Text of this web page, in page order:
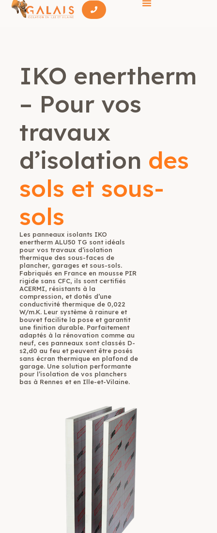
IKO enertherm
– Pour vos
travaux
d’isolation des
sols et sous-
sols
Les panneaux isolants IKO
enertherm ALU50 TG sont idéals
pour vos travaux d’isolation
thermique des sous-faces de
plancher, garages et sous-sols.
Fabriqués en France en mousse PIR
rigide sans CFC, ils sont certifiés
ACERMI, résistants à la
compression, et dotés d’une
conductivité thermique de 0,022
W/m.K. Leur système à rainure et
bouvet facilite la pose et garantit
une finition durable. Parfaitement
adaptés à la rénovation comme au
neuf, ces panneaux sont classés D-
s2,d0 au feu et peuvent être posés
sans écran thermique en plafond de
garage. Une solution performante
pour l’isolation de vos planchers
bas à Rennes et en Ille-et-Vilaine.